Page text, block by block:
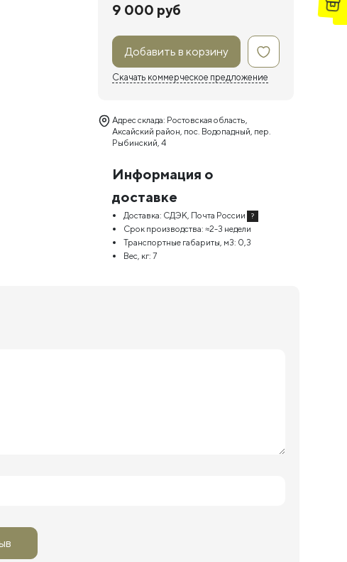
9 000 руб
Добавить в корзину
Скачать коммерческое предложение
Адрес склада: Ростовская область,
Аксайский район, пос. Водопадный, пер.
Рыбинский, 4
Информация о
доставке
Доставка: СДЭК, Почта России ?
Срок производства: ≈2-3 недели
Транспортные габариты, м3: 0,3
Вес, кг: 7